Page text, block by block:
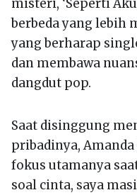
misteri, ‘Seperti
berbeda yang lebih
yang berharap
dan membawa
dangdut pop.
Saat disinggung
pribadinya,
fokus utamanya
soal cinta, saya